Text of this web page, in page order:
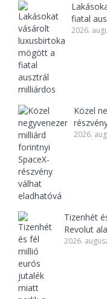
fiatal
2026.
Közel
2026.
Tizenhét
Revolut
2026.